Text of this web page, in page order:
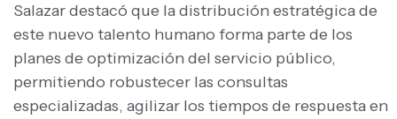
Salazar destacó que la distribución estratégica de
este nuevo talento humano forma parte de los
planes de optimización del servicio público,
permitiendo robustecer las consultas
especializadas, agilizar los tiempos de respuesta en